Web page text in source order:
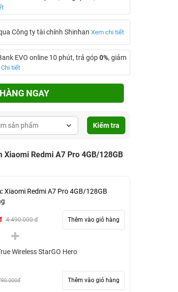
Công ty tài chính Shinhan Xem chi tiết
EVO online 10 phút, trả góp0%, giảm
Chi tiết
NGAY
Kiểm tra
Redmi A7 Pro 4GB/128GB
Xiaomi Redmi A7 Pro 4GB/128GB
4.490.000 đ Thêm vào giỏ hàng
Wireless StarGO Hero
Thêm vào giỏ hàng